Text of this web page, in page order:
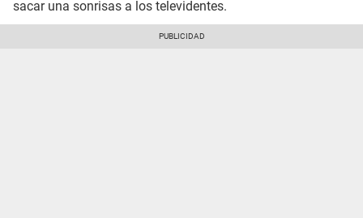
sacar una sonrisas a los televidentes.